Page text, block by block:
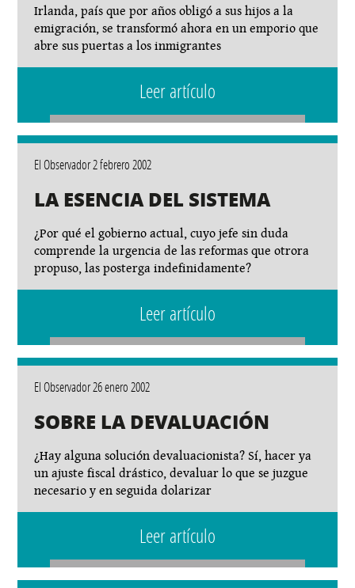
Irlanda, país que por años obligó a sus hijos a la
emigración, se transformó ahora en un emporio que
abre sus puertas a los inmigrantes
Leer artículo
El Observador 2 febrero 2002
LA ESENCIA DEL SISTEMA
¿Por qué el gobierno actual, cuyo jefe sin duda
comprende la urgencia de las reformas que otrora
propuso, las posterga indefinidamente?
Leer artículo
El Observador 26 enero 2002
SOBRE LA DEVALUACIÓN
¿Hay alguna solución devaluacionista? Sí, hacer ya
un ajuste fiscal drástico, devaluar lo que se juzgue
necesario y en seguida dolarizar
Leer artículo